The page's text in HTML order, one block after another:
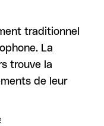
traditionnel
La
trouve la
de leur